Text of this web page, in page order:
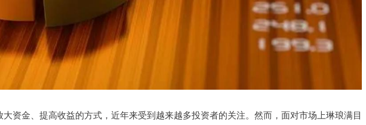
资金、提高收益的方式，近年来受到越来越多投资者的关注。然而，面对市场上琳琅满目